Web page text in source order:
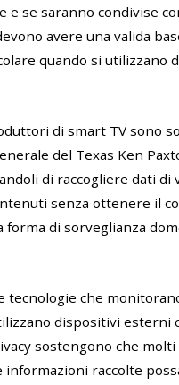
se saranno condivise
avere una valida
quando si utilizzano
di smart TV sono
del Texas Ken
di raccogliere dati di
senza ottenere il
forma di sorveglianza
che
dispositivi esterni
sostengono che
raccolte